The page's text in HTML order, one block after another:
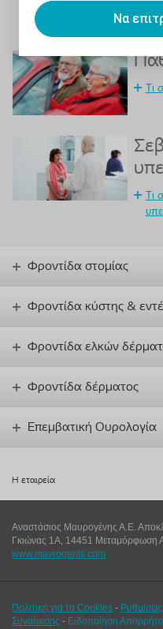
Να
ζωή.
Επιστροφή
Τι
Τι
Φροντίδα στομίας
Φροντίδα κύστης &
Φροντίδα ελκών
Φροντίδα δέρματος
Επεμβατική Ουρολογία
Η εταιρεία
Αναστάσιος Μαυρογένης Α.Ε.
Γκιώνας 1Α, 14451 Μεταμόρφωση
www.mavrogenis.com
Πολιτική για τα Cookies -
Συναίνεσης - Ειδοποίηση